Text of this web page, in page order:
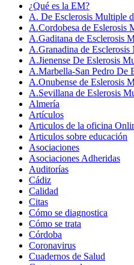
¿Qué es la EM?
A. De Esclerosis Multiple
A.Cordobesa de Eslerosis
A.Gaditana de Esclerosis
A.Granadina de
A.Jienense De Eslerosis
A.Marbella-San Pedro De
A.Onubense de Eslerosis
A.Sevillana de Eslerosis
Almería
Artículos
Articulos de la oficina
Articulos sobre educación
Asociaciones
Asociaciones Adheridas
Auditorías
Cádiz
Calidad
Citas
Cómo se diagnostica
Cómo se trata
Córdoba
Coronavirus
Cuadernos de Salud